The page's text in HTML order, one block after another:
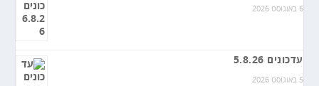
6 באוגוסט 2026
עדכונים 5.8.26
5 באוגוסט 2026